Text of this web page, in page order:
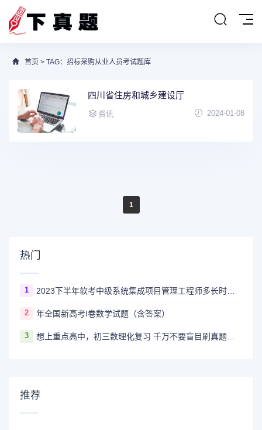
首页 > TAG：招标采购从业人员考试题库
四川省住房和城乡建设厅
资讯 2024-01-08
1
热门
1 2023下半年软考中级系统集成项目管理工程师多长时间出成绩
2 年全国新高考I卷数学试题（含答案）
3 想上重点高中，初三数理化复习 千万不要盲目刷真题卷和模拟卷！
推荐